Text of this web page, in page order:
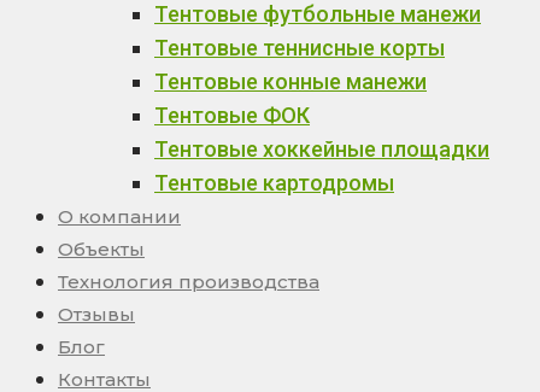
Тентовые футбольные манежи
Тентовые теннисные корты
Тентовые конные манежи
Тентовые ФОК
Тентовые хоккейные площадки
Тентовые картодромы
О компании
Объекты
Технология производства
Отзывы
Блог
Контакты